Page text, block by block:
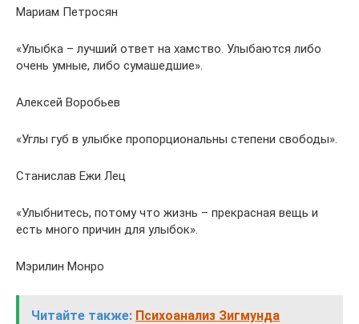
Мариам Петросян
«Улыбка – лучший ответ на хамство. Улыбаются либо
очень умные, либо сумашедшие».
Алексей Воробьев
«Углы губ в улыбке пропорциональны степени свободы».
Станислав Ежи Лец
«Улыбнитесь, потому что жизнь – прекрасная вещь и
есть много причин для улыбок».
Мэрилин Монро
Читайте также: Психоанализ Зигмунда